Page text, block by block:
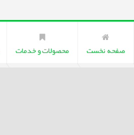
صفحه نخست محصولات و خدمات